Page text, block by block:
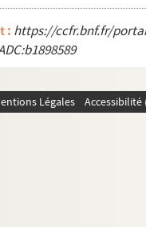
de Charles
entre Laurent
Musée Réattu.
de billets de nolis. Port d'Arles
ateliers de chemin de fer P.
: https://ccfr.bnf.fr/
Légales